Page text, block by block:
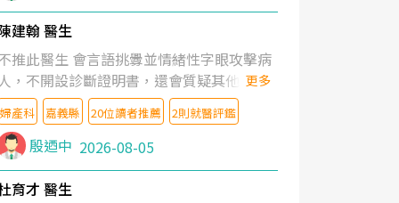
建翰 醫生
推此醫生 會言語挑釁並情緒性字眼攻擊病
，不開設診斷證明書，還會質疑其他醫生
判斷！
更多
婦產科 嘉義縣 20位讀者推薦 2則就醫評鑑
殷迺中 2026-08-05
育才 醫生